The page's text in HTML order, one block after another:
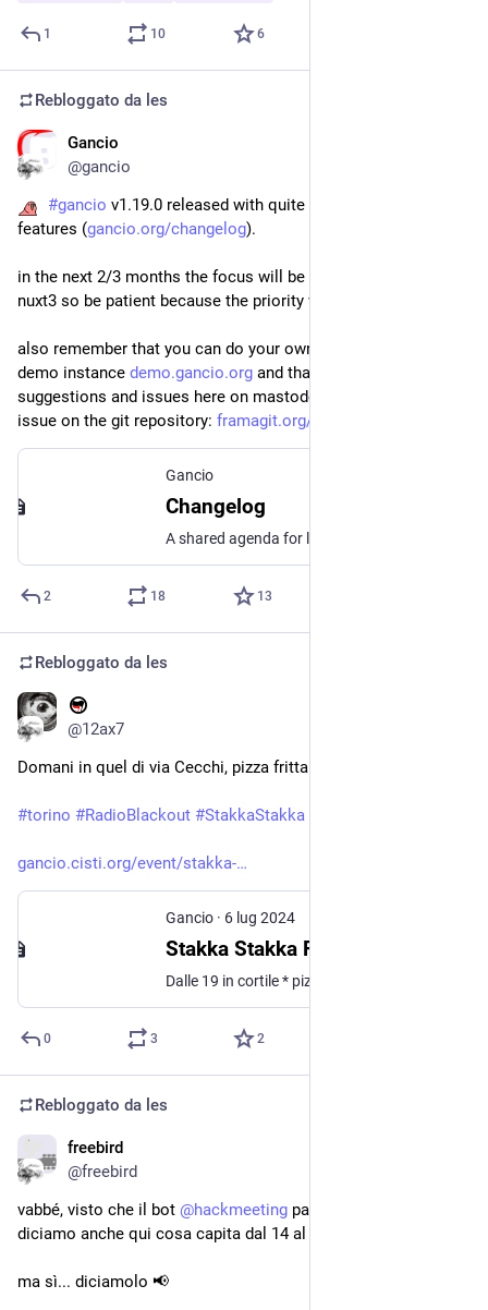
1 10 6
Rebloggato da les
Gancio
@gancio
#gancio v1.19.0 released with quite a few fixes and a few
features (gancio.org/changelog).
in the next 2/3 months the focus will be on refactoring to
nuxt3 so be patient because the priority will be on that.
also remember that you can do your own experiments with the
demo instance demo.gancio.org and that you can send any
suggestions and issues here on mastodon or by opening an
issue on the git repository: framagit.org/les/gancio/-/issu
Gancio
Changelog
2 18 13
Rebloggato da les
@12ax7
Domani in quel di via Cecchi, pizza fritta e tanto amore.
#torino #RadioBlackout #StakkaStakka
gancio.cisti.org/event/stakka-
Gancio · 6 lug 2024
Stakka Stakka Fiusciur Fest
0 3 2
Rebloggato da les
freebird
@freebird
vabbé, visto che il bot @hackmeeting pare morto male, lo
diciamo anche qui cosa capita dal 14 al 16 giugno?
ma sì... diciamolo 📢